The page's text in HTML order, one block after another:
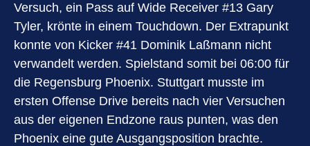
Versuch, ein Pass auf Wide Receiver #13 Gary
Tyler, krönte in einem Touchdown. Der Extrapunkt
konnte von Kicker #41 Dominik Laßmann nicht
verwandelt werden. Spielstand somit bei 06:00 für
die Regensburg Phoenix. Stuttgart musste im
ersten Offense Drive bereits nach vier Versuchen
aus der eigenen Endzone raus punten, was den
Phoenix eine gute Ausgangsposition brachte.